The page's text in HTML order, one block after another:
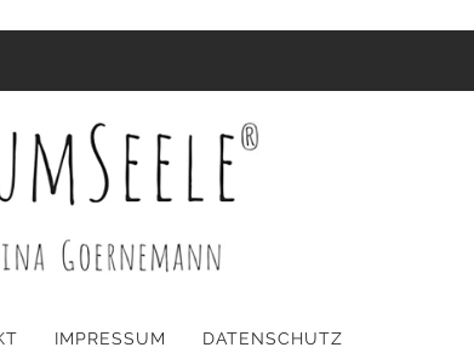
IMPRESSUM DATENSCHUTZ